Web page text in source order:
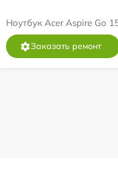
Ноутбук Acer Aspire Go
Заказать ремонт